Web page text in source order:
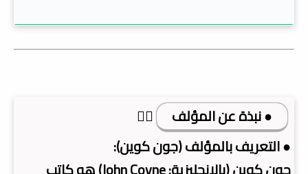
● نبذة عن المؤلف
👇🏿
● التعريف بالمؤلف (جون كوين):